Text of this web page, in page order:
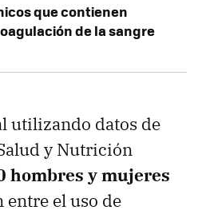
que contienen
de la sangre
utilizando datos de
y Nutrición
hombres y mujeres
entre el uso de